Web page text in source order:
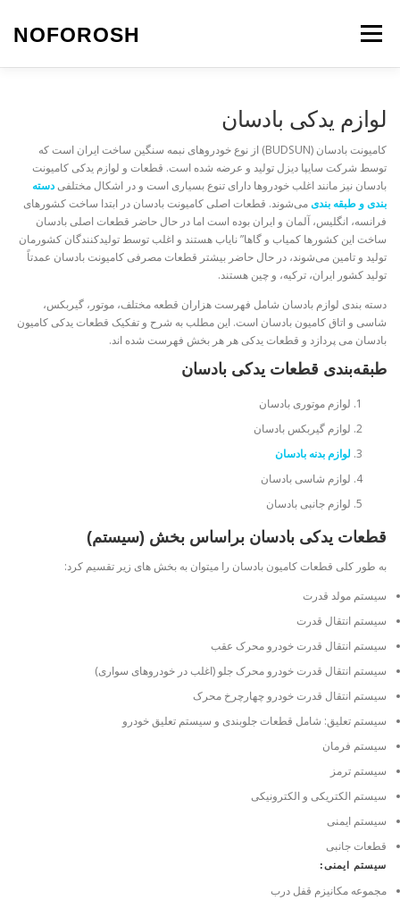
محتوا
NOFOROSH فهرست
لوازم یدکی بادسان
کامیونت بادسان (BUDSUN) از نوع خودروهای نبمه سنگین ساخت ایران است که
توسط شرکت سایپا دیزل تولید و عرضه شده است. قطعات و لوازم یدکی کامیونت
بادسان نیز مانند اغلب خودروها دارای تنوع بسیاری است و در اشکال مختلفیدسته
بندی و طبقه بندیمی‌شوند. قطعات اصلی کامیونت بادسان در ابتدا ساخت کشورهای
فرانسه، انگلیس، آلمان و ایران بوده است اما در حال حاضر قطعات اصلی بادسان
ساخت این کشورها کمیاب و گاها” نایاب هستند و اغلب توسط تولیدکنندگان کشورمان
تولید و تامین می‌شوند، در حال حاضر بیشتر قطعات مصرفی کامیونت بادسان عمدتاً
تولید کشور ایران، ترکیه، و چین هستند.
دسته بندی لوازم بادسان شامل فهرست هزاران قطعه مختلف، موتور، گیربکس،
شاسی و اتاق کامیون بادسان است. این مطلب به شرح و تفکیک قطعات یدکی کامیون
بادسان می پردازد و قطعات یدکی هر هر بخش فهرست شده اند.
طبقه‌بندی قطعات یدکی بادسان
لوازم موتوری بادسان
لوازم گیربکس بادسان
لوازم بدنه بادسان
لوازم شاسی بادسان
لوازم جانبی بادسان
قطعات یدکی بادسان براساس بخش (سیستم)
به طور کلی قطعات کامیون بادسان را میتوان به بخش های زیر تقسیم کرد:
سیستم مولد قدرت
سیستم انتقال قدرت
سیستم انتقال قدرت خودرو محرک عقب
سیستم انتقال قدرت خودرو محرک جلو (اغلب در خودروهای سواری)
سیستم انتقال قدرت خودرو چهارچرخ محرک
سیستم تعلیق: شامل قطعات جلوبندی و سیستم تعلیق خودرو
سیستم فرمان
سیستم ترمز
سیستم الکتریکی و الکترونیکی
سیستم ایمنی
قطعات جانبی
سیستم ایمنی:
مجموعه مکانیزم قفل درب